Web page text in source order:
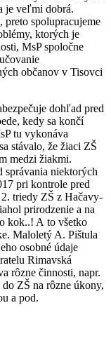
je veľmi dobrá.
spolupracujeme
ktorých je
MsP spoločne
občanov v Tisovci
dohľad pred
kedy sa končí
tu vykonáva
stávalo, že žiaci ZŠ
medzi žiakmi.
správania niektorých
pri kontrole pred
triedy ZŠ z Hačavy-
prirodzenie a na
kok..! A to všetko
Maloletý A. Pištula
osobné údaje
Rimavská
rôzne činnosti, napr.
ZŠ na rôzne úkony,
a pod.